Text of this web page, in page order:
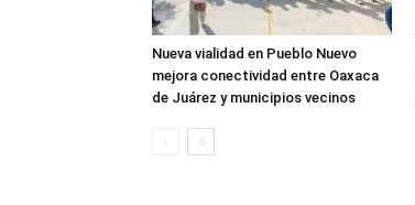
Nueva vialidad en Pueblo Nuevo
mejora conectividad entre Oaxaca
de Juárez y municipios vecinos